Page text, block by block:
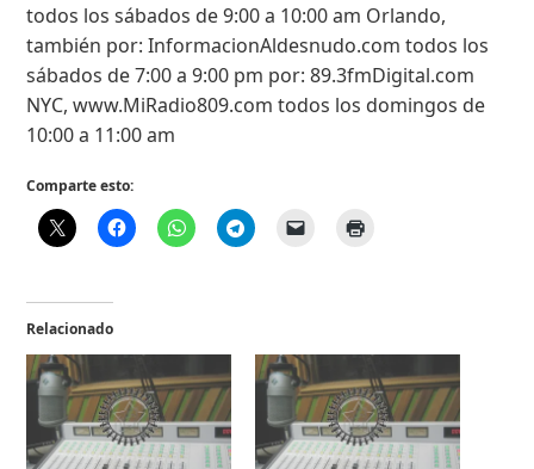
todos los sábados de 9:00 a 10:00 am Orlando,
también por: InformacionAldesnudo.com todos los
sábados de 7:00 a 9:00 pm por: 89.3fmDigital.com
NYC, www.MiRadio809.com todos los domingos de
10:00 a 11:00 am
Comparte esto:
Relacionado